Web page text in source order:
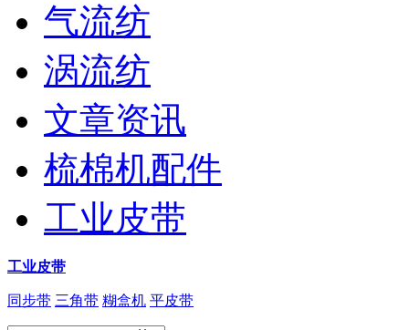
气流纺
涡流纺
文章资讯
梳棉机配件
工业皮带
工业皮带
同步带 三角带 糊盒机 平皮带